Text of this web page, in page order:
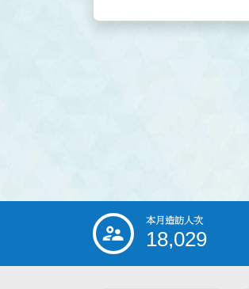
::: 本月造訪人次
18,029